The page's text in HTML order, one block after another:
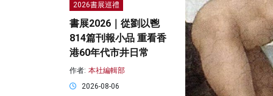
2026書展巡禮
書展2026｜從劉以鬯
814篇刊報小品 重看香
港60年代市井日常
作者: 本社編輯部
2026-08-06